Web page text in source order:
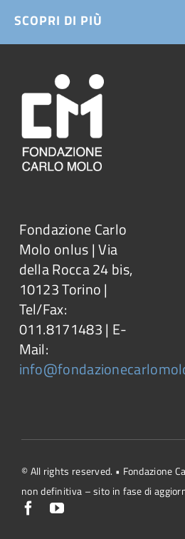
SCOPRI DI PIÙ
Fondazione Carlo
Molo onlus | Via
della Rocca 24 bis,
10123 Torino |
Tel/Fax:
011.8171483 | E-
Mail:
© All rights reserved. • Fondazione
non definitiva – sito in fase di